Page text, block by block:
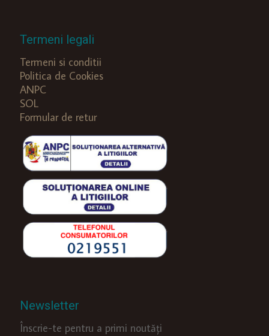
Termeni legali
Termeni si conditii
Politica de Cookies
ANPC
SOL
Formular de retur
Newsletter
Înscrie-te pentru a primi noutăți